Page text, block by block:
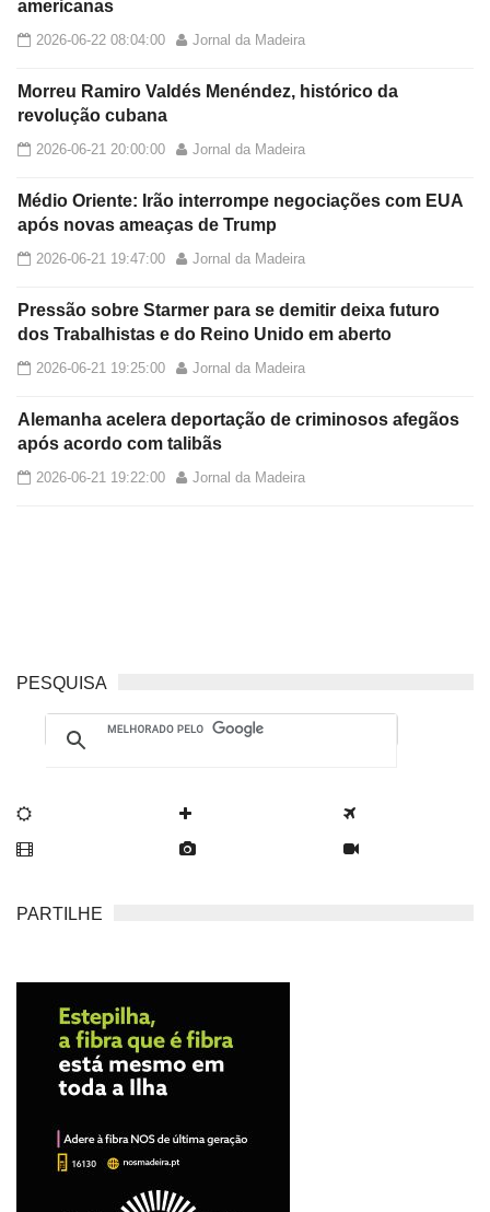
americanas
2026-06-22 08:04:00 Jornal da Madeira
Morreu Ramiro Valdés Menéndez, histórico da
revolução cubana
2026-06-21 20:00:00 Jornal da Madeira
Médio Oriente: Irão interrompe negociações com EUA
após novas ameaças de Trump
2026-06-21 19:47:00 Jornal da Madeira
Pressão sobre Starmer para se demitir deixa futuro
dos Trabalhistas e do Reino Unido em aberto
2026-06-21 19:25:00 Jornal da Madeira
Alemanha acelera deportação de criminosos afegãos
após acordo com talibãs
2026-06-21 19:22:00 Jornal da Madeira
PESQUISA
PARTILHE